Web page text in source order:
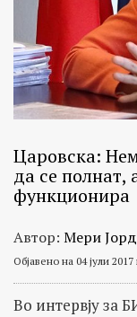
Царовска:
да се полнат,
функционира
Автор: Мери
Објавено на 04 јули 2017
Во интервју за